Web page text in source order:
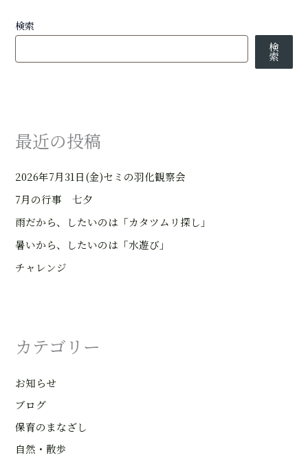
検索
検
索
最近の投稿
2026年7月31日(金)セミの羽化観察会
7月の行事 七夕
雨だから、したいのは「カタツムリ探し」
暑いから、したいのは「水遊び」
チャレンジ
カテゴリー
お知らせ
ブログ
保育のまなざし
自然・散歩